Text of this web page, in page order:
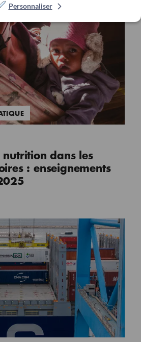
Personnaliser
nutrition dans les
: enseignements